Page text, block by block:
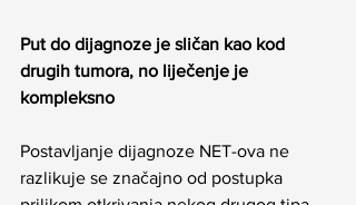
Put do dijagnoze je sličan kao kod
drugih tumora, no liječenje je
kompleksno
Postavljanje dijagnoze NET-ova ne
razlikuje se značajno od postupka